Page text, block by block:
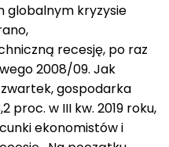
globalnym kryzysie
recesję, po raz
2008/09. Jak
gospodarka
proc. w III kw. 2019 roku,
ekonomistów i